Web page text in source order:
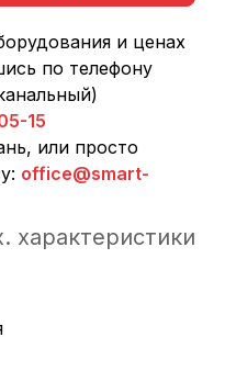
и ценах
по телефону
15
или просто
office@smart-
характеристики